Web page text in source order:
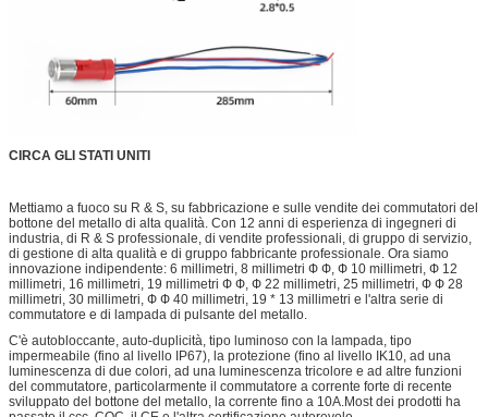
CIRCA GLI STATI UNITI
Mettiamo a fuoco su R & S, su fabbricazione e sulle vendite dei commutatori del
bottone del metallo di alta qualità. Con 12 anni di esperienza di ingegneri di
industria, di R & S professionale, di vendite professionali, di gruppo di servizio,
di gestione di alta qualità e di gruppo fabbricante professionale. Ora siamo
innovazione indipendente: 6 millimetri, 8 millimetri Ф Ф, Ф 10 millimetri, Ф 12
millimetri, 16 millimetri, 19 millimetri Ф Ф, Ф 22 millimetri, 25 millimetri, Ф Ф 28
millimetri, 30 millimetri, Ф Ф 40 millimetri, 19 * 13 millimetri e l'altra serie di
commutatore e di lampada di pulsante del metallo.
C'è autobloccante, auto-duplicità, tipo luminoso con la lampada, tipo
impermeabile (fino al livello IP67), la protezione (fino al livello IK10, ad una
luminescenza di due colori, ad una luminescenza tricolore e ad altre funzioni
del commutatore, particolarmente il commutatore a corrente forte di recente
sviluppato del bottone del metallo, la corrente fino a 10A.Most dei prodotti ha